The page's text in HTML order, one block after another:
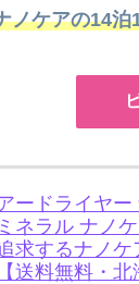
ノケアの14
ードライヤ
ネラル ナノ
求するナノ
送料無料・北